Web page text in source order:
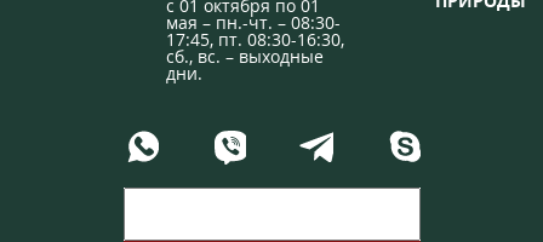
с 01 октября по 01
мая – пн.-чт. – 08:30-
17:45, пт. 08:30-16:30,
сб., вс. – выходные
дни.